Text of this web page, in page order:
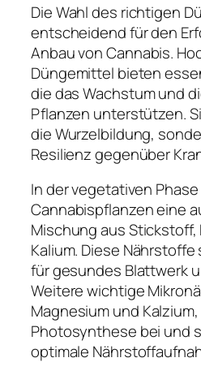
Die Wahl des richtigen
entscheidend für den
Anbau von Cannabis.
Düngemittel bieten
die das Wachstum und
Pflanzen unterstützen.
die Wurzelbildung,
Resilienz gegenüber
In der vegetativen
Cannabispflanzen eine
Mischung aus
Kalium. Diese
für gesundes Blattwerk
Weitere wichtige
Magnesium und
Photosynthese bei und
optimale